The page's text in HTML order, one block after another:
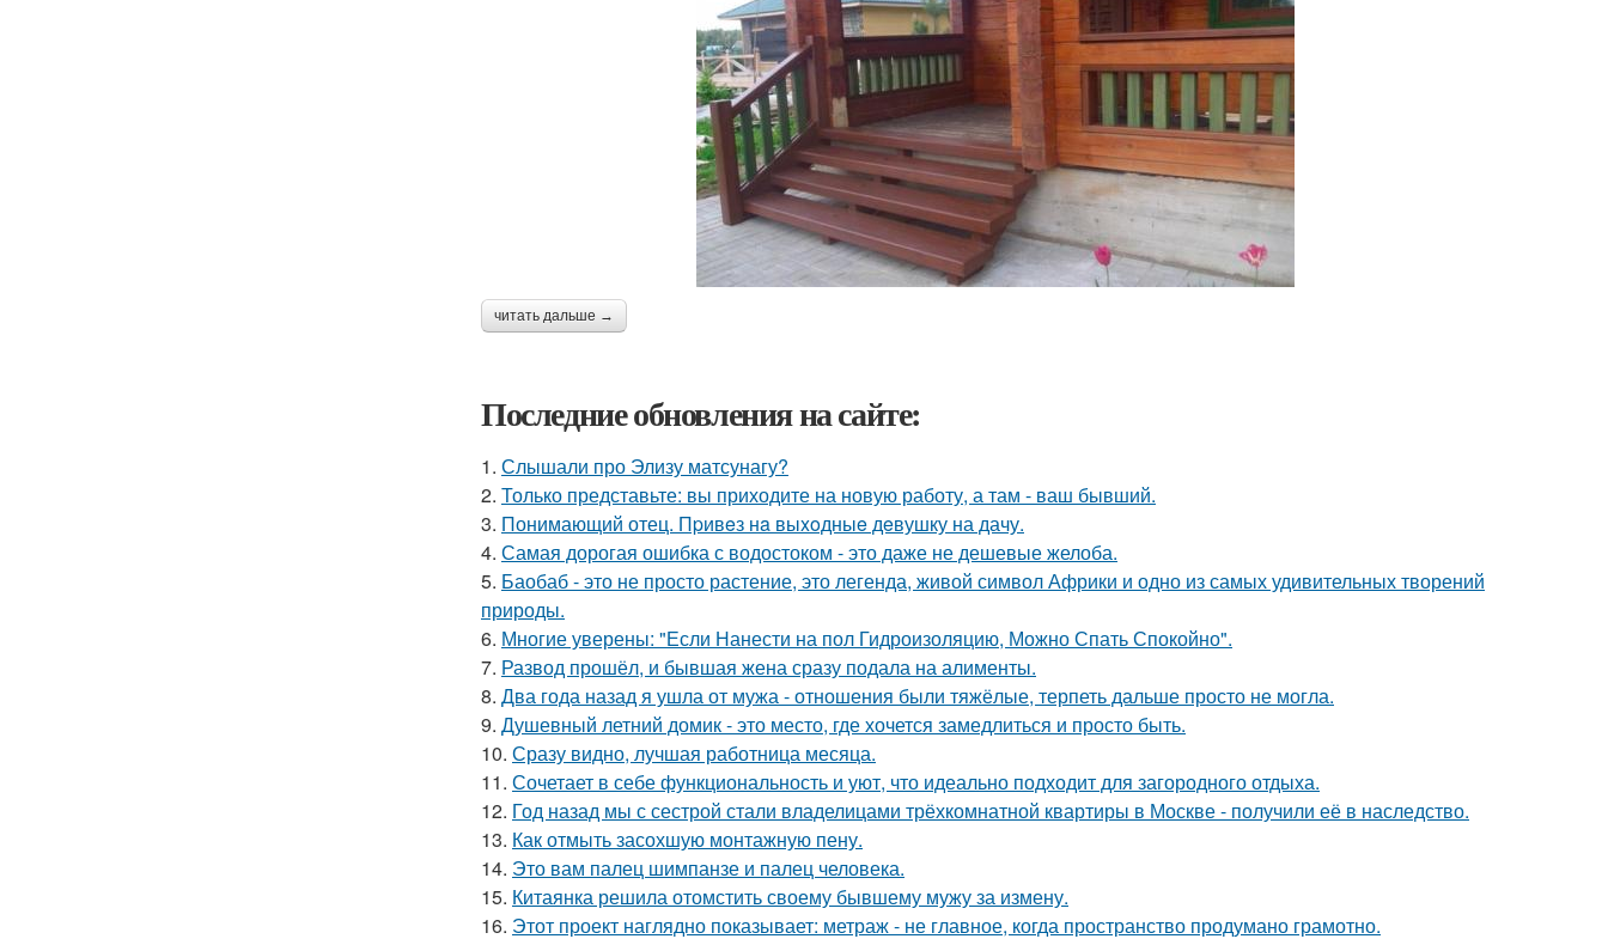
читать дальше →
Последние обновления на сайте:
1. Слышали про Элизу матсунагу?
2. Только представьте: вы приходите на новую работу, а там - ваш бывший.
3. Понимающий отец. Пpивeз нa выxoдныe дeвушку на дачу.
4. Самая дорогая ошибка с водостоком - это даже не дешевые желоба.
5. Баобаб - это не просто растение, это легенда, живой символ Африки и одно из самых удивительных творений
природы.
6. Многие уверены: "Если Нанести на пол Гидроизоляцию, Можно Спать Спокойно".
7. Развод прошёл, и бывшая жена сразу подала на алименты.
8. Два года назад я ушла от мужа - отношения были тяжёлые, терпеть дальше просто не могла.
9. Душевный летний домик - это место, где хочется замедлиться и просто быть.
10. Сразу видно, лучшая работница месяца.
11. Сочетает в себе функциональность и уют, что идеально подходит для загородного отдыха.
12. Год назад мы с сестрой стали владелицами трёхкомнатной квартиры в Москве - получили её в наследство.
13. Как отмыть засохшую монтажную пену.
14. Это вам палец шимпанзе и палец человека.
15. Китаянка решила отомстить своему бывшему мужу за измену.
16. Этот проект наглядно показывает: метраж - не главное, когда пространство продумано грамотно.